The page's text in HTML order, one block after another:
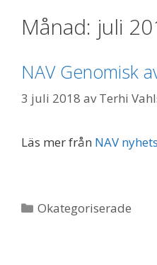
Månad: juli
NAV Genomisk
3 juli 2018 avTerhi
Läs mer från NAV
Kategorier
Okategoriserade